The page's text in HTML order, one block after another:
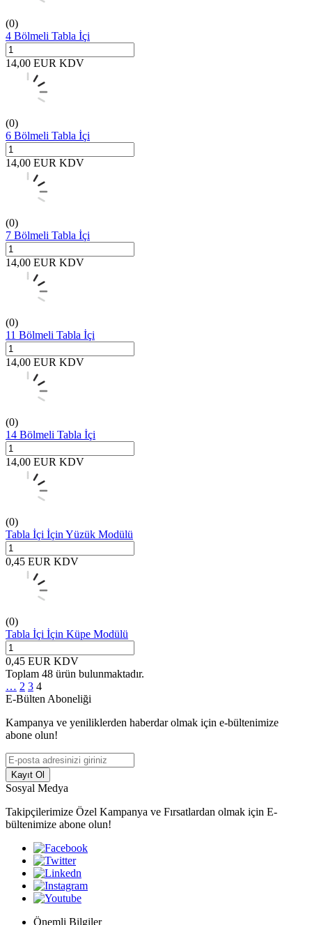
(0)
4 Bölmeli Tabla İçi
14,00 EUR KDV
(0)
6 Bölmeli Tabla İçi
14,00 EUR KDV
(0)
7 Bölmeli Tabla İçi
14,00 EUR KDV
(0)
11 Bölmeli Tabla İçi
14,00 EUR KDV
(0)
14 Bölmeli Tabla İçi
14,00 EUR KDV
(0)
Tabla İçi İçin Yüzük Modülü
0,45 EUR KDV
(0)
Tabla İçi İçin Küpe Modülü
0,45 EUR KDV
Toplam 48 ürün bulunmaktadır.
… 2 3 4
E-Bülten Aboneliği
Kampanya ve yeniliklerden haberdar olmak için e-bültenimize
abone olun!
Kayıt Ol
Sosyal Medya
Takipçilerimize Özel Kampanya ve Fırsatlardan olmak için E-
bültenimize abone olun!
Önemli Bilgiler